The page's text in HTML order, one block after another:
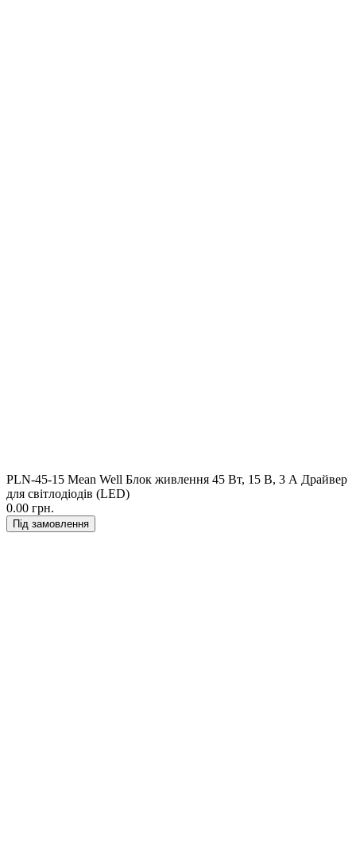
PLN-45-15 Mean Well Блок живлення 45 Вт, 15 В, 3 А Драйвер
для світлодіодів (LED)
0.00 грн.
Під замовлення